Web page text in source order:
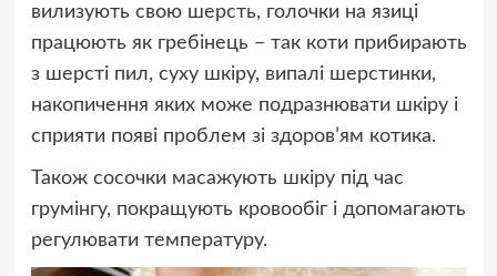
вилизують свою шерсть, голочки на язиці
працюють як гребінець – так коти прибирають
з шерсті пил, суху шкіру, випалі шерстинки,
накопичення яких може подразнювати шкіру і
сприяти появі проблем зі здоров’ям котика.
Також сосочки масажують шкіру під час
грумінгу, покращують кровообіг і допомагають
регулювати температуру.